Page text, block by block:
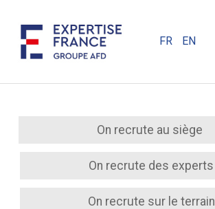
FR EN
On recrute au siège
On recrute des experts
On recrute sur le terrain